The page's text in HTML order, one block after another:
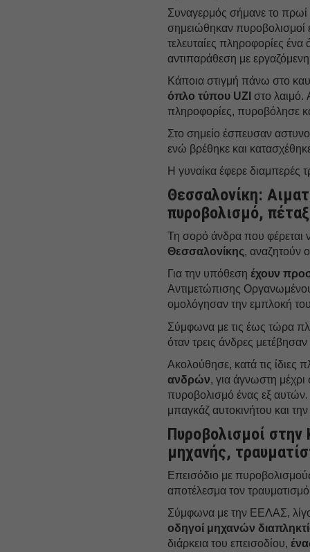
Συναγερμός σήμανε το πρωί
σημειώθηκαν πυροβολισμοί
τελευταίες πληροφορίες
αντιπαράθεση με
Κάποια στιγμή πάνω στο
όπλο τύπου UZI στο
πληροφορίες, πυροβόλησε
Στο σημείο έσπευσαν
ενώ βρέθηκε και
Η γυναίκα έφερε διαμπερές
Θεσσαλονίκη:
πυροβολισμό,
Τη σορό άνδρα που φέρεται
Θεσσαλονίκης, αναζητούν
Για την υπόθεσηέχουν
Αντιμετώπισης
ομολόγησαν την εμπλοκή
Σύμφωνα με τις έως τώρα
όταν τρεις άνδρες
Ακολούθησε, κατά τις ίδιες
ανδρών, για άγνωστη μέχρι
πυροβολισμό ένας εξ
μπαγκάζ αυτοκινήτου και
Πυροβολισμοί
μηχανής,
Επεισόδιο με
αποτέλεσμα τον
Σύμφωνα με την ΕΕΛΑΣ,
οδηγοί μηχανών
διάρκεια του επεισοδίου,